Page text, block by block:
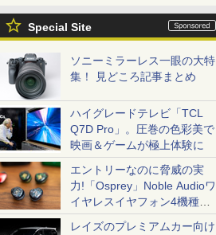
Special Site
ソニーミラーレス一眼の大特
集！ 見どころ記事まとめ
ハイグレードテレビ「TCL
Q7D Pro」。圧巻の色彩美で
映画＆ゲームが極上体験に
エントリーなのに脅威の実
力!「Osprey」Noble Audioワ
イヤレスイヤフォン4機種を
一気に聴く
レイズのプレミアムカー向け